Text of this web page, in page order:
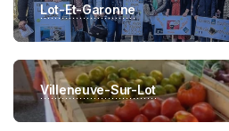
Lot-Et-Garonne
Villeneuve-Sur-Lot